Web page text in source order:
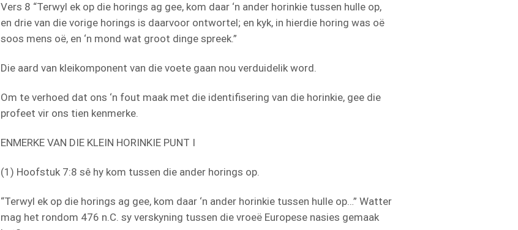
Vers 8 “Terwyl ek op die horings ag gee, kom daar ‘n ander horinkie tussen hulle op,
en drie van die vorige horings is daarvoor ontwortel; en kyk, in hierdie horing was oë
soos mens oë, en ‘n mond wat groot dinge spreek.”
Die aard van kleikomponent van die voete gaan nou verduidelik word.
Om te verhoed dat ons ‘n fout maak met die identifisering van die horinkie, gee die
profeet vir ons tien kenmerke.
ENMERKE VAN DIE KLEIN HORINKIE PUNT I
(1) Hoofstuk 7:8 sê hy kom tussen die ander horings op.
“Terwyl ek op die horings ag gee, kom daar ‘n ander horinkie tussen hulle op…” Watter
mag het rondom 476 n.C. sy verskyning tussen die vroeë Europese nasies gemaak